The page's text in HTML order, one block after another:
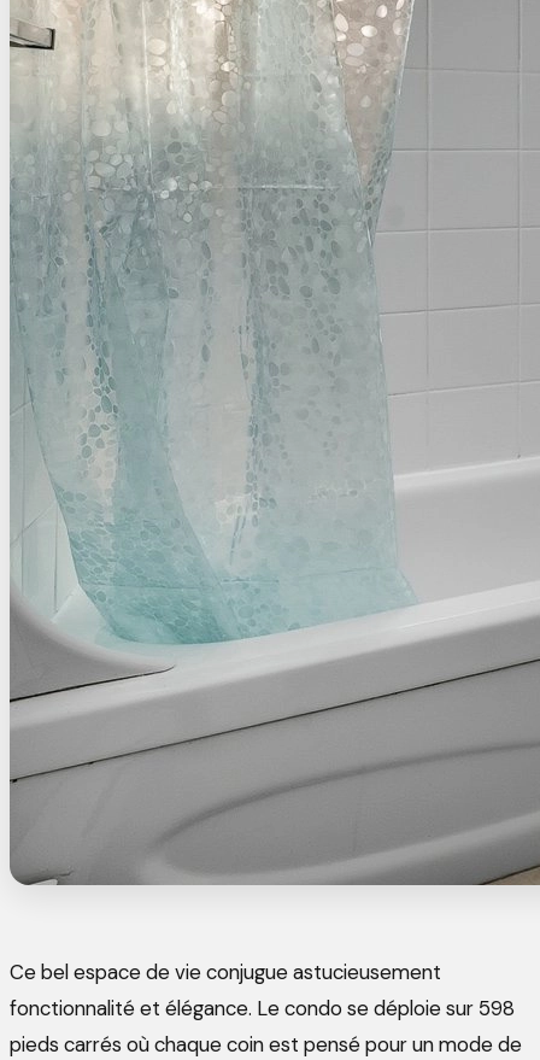
Ce bel espace de vie conjugue astucieusement
fonctionnalité et élégance. Le condo se déploie sur 598
pieds carrés où chaque coin est pensé pour un mode de